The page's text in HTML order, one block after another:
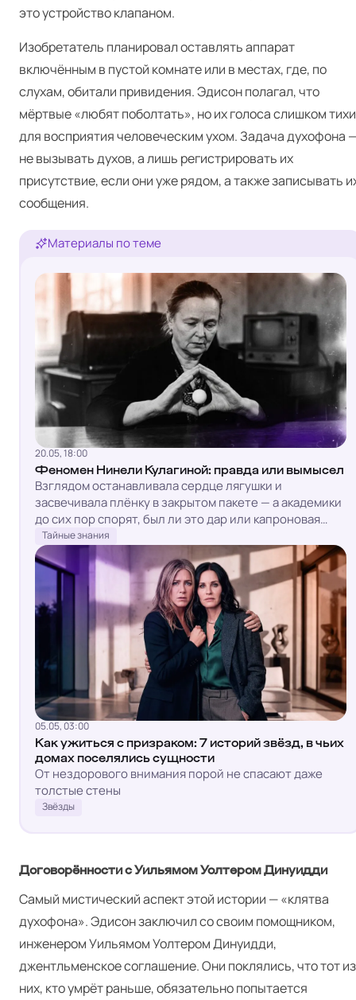
это устройство клапаном.
Изобретатель планировал оставлять аппарат
включённым в пустой комнате или в местах, где, по
слухам, обитали привидения. Эдисон полагал, что
мёртвые «любят поболтать», но их голоса слишком тихи
для восприятия человеческим ухом. Задача духофона
не вызывать духов, а лишь регистрировать их
присутствие, если они уже рядом, а также записывать
сообщения.
Материалы по теме
20.05, 18:00
Феномен Нинели Кулагиной: правда или вымысел
Взглядом останавливала сердце лягушки и
засвечивала плёнку в закрытом пакете — а академики
до сих пор спорят, был ли это дар или капроновая
нитка
Тайные знания
05.05, 03:00
Как ужиться с призраком: 7 историй звёзд, в чьих
домах поселялись сущности
От нездорового внимания порой не спасают даже
толстые стены
Звёзды
Договорённости с Уильямом Уолтером Динуидди
Самый мистический аспект этой истории — «клятва
духофона». Эдисон заключил со своим помощником,
инженером Уильямом Уолтером Динуидди,
джентльменское соглашение. Они поклялись, что тот из
них, кто умрёт раньше, обязательно попытается